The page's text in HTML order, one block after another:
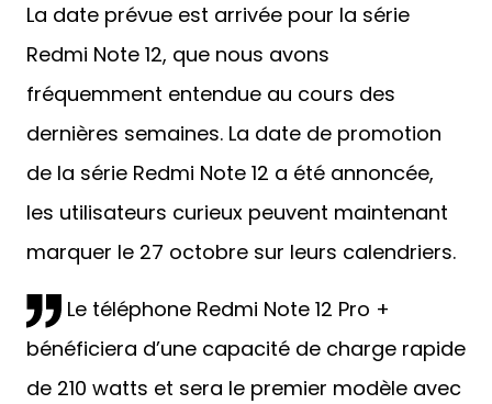
La date prévue est arrivée pour la série
Redmi Note 12, que nous avons
fréquemment entendue au cours des
dernières semaines. La date de promotion
de la série Redmi Note 12 a été annoncée,
les utilisateurs curieux peuvent maintenant
marquer le 27 octobre sur leurs calendriers.
Le téléphone Redmi Note 12 Pro +
bénéficiera d’une capacité de charge rapide
de 210 watts et sera le premier modèle avec